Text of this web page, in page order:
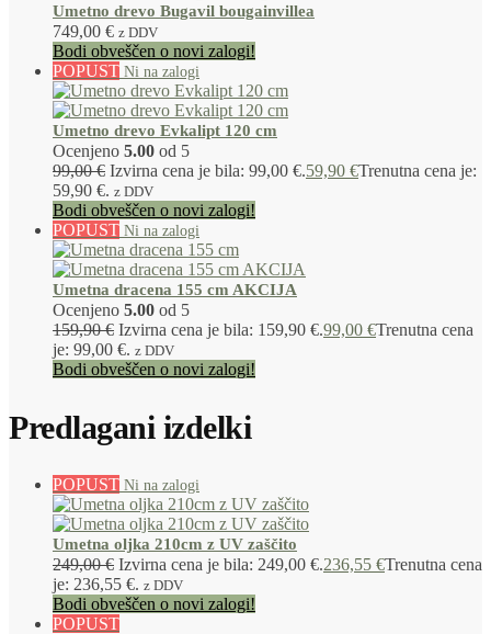
Umetno drevo Bugavil bougainvillea
749,00 € z DDV
Bodi obveščen o novi zalogi!
POPUST
Umetno drevo Evkalipt 120 cm
Ocenjeno 5.00 od 5
99,00€ Izvirna cena je bila: 99,00 €.59,90 €Trenutna cena je:
59,90 €. z DDV
Bodi obveščen o novi zalogi!
POPUST
Umetna dracena 155 cm AKCIJA
Ocenjeno 5.00 od 5
159,90€ Izvirna cena je bila: 159,90 €.99,00 €Trenutna cena
je: 99,00 €. z DDV
Bodi obveščen o novi zalogi!
Predlagani izdelki
POPUST
Umetna oljka 210cm z UV zaščito
249,00€ Izvirna cena je bila: 249,00 €.236,55 €Trenutna cena
je: 236,55 €. z DDV
Bodi obveščen o novi zalogi!
POPUST